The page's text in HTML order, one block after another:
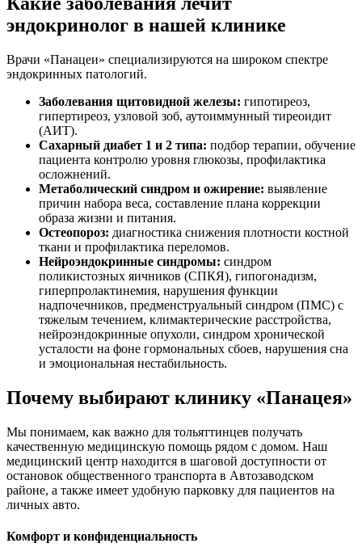
эндокринолог в нашей клинике
Врачи «Панацеи» специализируются на широком спектре
эндокринных патологий.
Заболевания щитовидной железы: гипотиреоз,
гипертиреоз, узловой зоб, аутоиммунный тиреоидит
(АИТ).
Сахарный диабет 1 и 2 типа: подбор терапии, обучение
пациента контролю уровня глюкозы, профилактика
осложнений.
Метаболический синдром и ожирение: выявление
причин набора веса, составление плана коррекции
образа жизни и питания.
Остеопороз: диагностика снижения плотности костной
ткани и профилактика переломов.
Нейроэндокринные синдромы: синдром
поликистозных яичников (СПКЯ), гипогонадизм,
гиперпролактинемия, нарушения функции
надпочечников, предменструальный синдром (ПМС) с
тяжелым течением, климактерические расстройства,
нейроэндокринные опухоли, синдром хронической
усталости на фоне гормональных сбоев, нарушения сна
и эмоциональная нестабильность.
Почему выбирают клинику «Панацея»
Мы понимаем, как важно для тольяттинцев получать
качественную медицинскую помощь рядом с домом. Наш
медицинский центр находится в шаговой доступности от
остановок общественного транспорта в Автозаводском
районе, а также имеет удобную парковку для пациентов на
личных авто.
Комфорт и конфиденциальность